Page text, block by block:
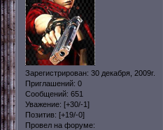
Зарегистрирован: 30 декабря, 2009г.
Приглашений: 0
Сообщений: 651
Уважение: [+30/-1]
Позитив: [+19/-0]
Провел на форуме: